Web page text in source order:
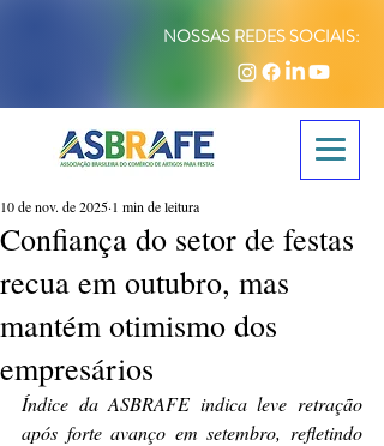
NOSSAS REDES SOCIAIS:
Confiança do setor de festas
recua em outubro, mas
mantém otimismo dos
empresários
10 de nov. de 2025 1 min de leitura
Índice da ASBRAFE indica leve retração
após forte avanço em setembro, refletindo